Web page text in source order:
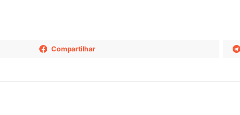
Compartilhar